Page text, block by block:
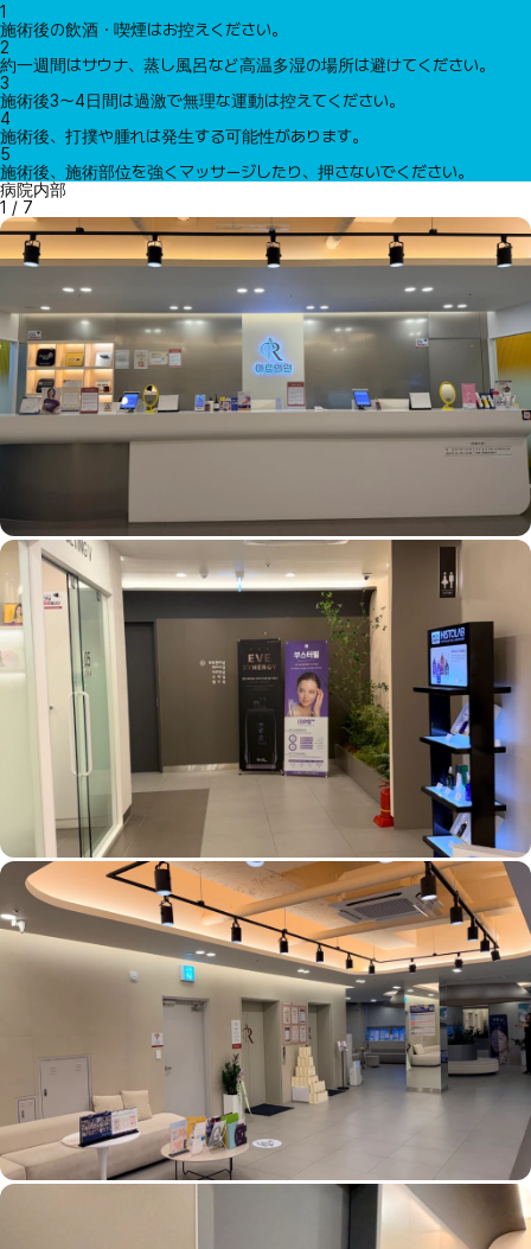
1
施術後の飲酒・喫煙はお控えください。
2
約一週間はサウナ、蒸し風呂など高温多湿の場所は避けてください。
3
施術後3～4日間は過激で無理な運動は控えてください。
4
施術後、打撲や腫れは発生する可能性があります。
5
施術後、施術部位を強くマッサージしたり、押さないでください。
病院内部
1 / 7